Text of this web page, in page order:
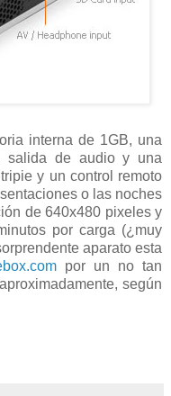
interna de 1GB, una
salida de audio y una
y un control remoto
o las noches
de 640x480 pixeles y
por carga (¿muy
aparato esta
por un no tan
según